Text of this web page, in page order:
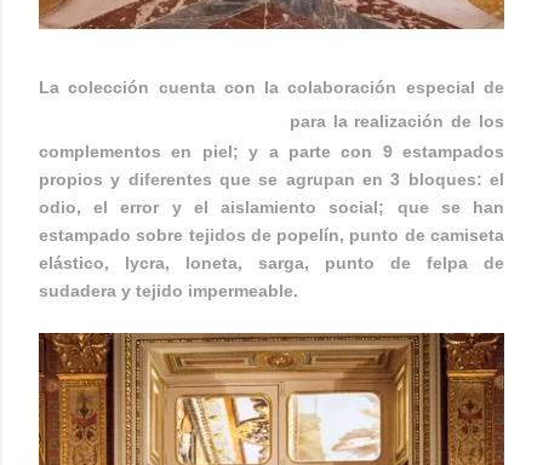
La colección cuenta con la colaboración especial de
para la realización de los
complementos en piel; y a parte con 9 estampados
propios y diferentes que se agrupan en 3 bloques: el
odio, el error y el aislamiento social; que se han
estampado sobre tejidos de popelín, punto de camiseta
elástico, lycra, loneta, sarga, punto de felpa de
sudadera y tejido impermeable.